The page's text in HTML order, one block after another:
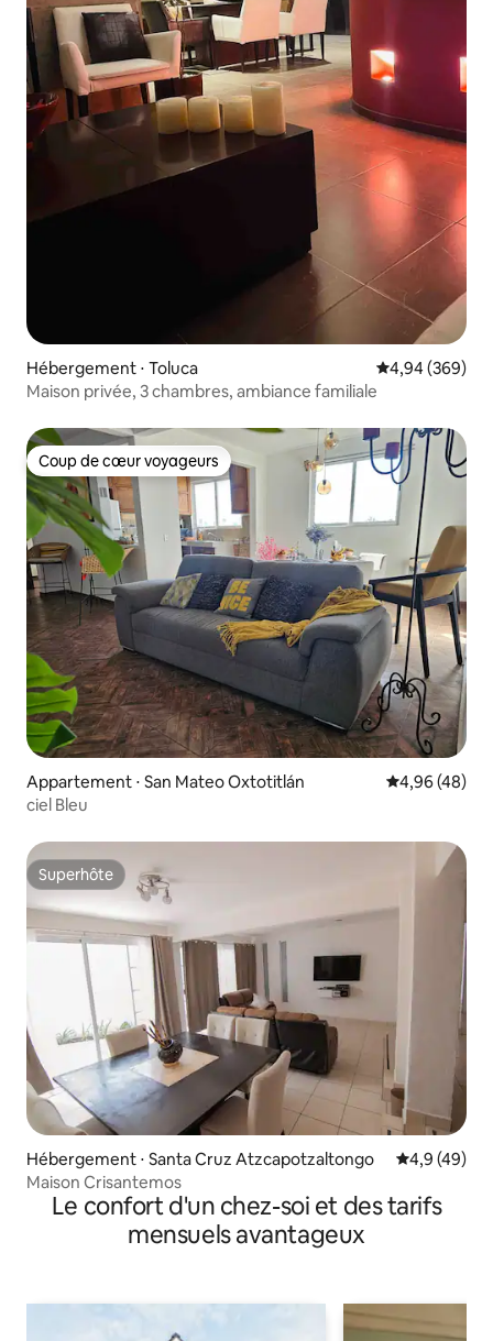
Hébergement ⋅ Toluca Évaluation
4,94 (369)
Maison privée, 3 chambres, ambiance familiale
Coup de cœur voyageurs
Coup de cœur voyageurs
Appartement ⋅ San Mateo Oxtotitlán Évaluation
4,96 (48)
ciel Bleu
Superhôte
Superhôte
Hébergement ⋅ Santa Cruz Atzcapotzaltongo Évaluation
4,9 (49)
Maison Crisantemos
Le confort d'un chez-soi et des tarifs
mensuels avantageux